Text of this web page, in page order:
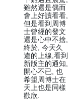
雖然還是偶而
會上好讀看看,
但是看到周博
士曾經的發文
還是心中不捨,
終於, 今天久
違的上線,看到
新版主的通知,
開心不已, 也
希望周博士在
天上也是同樣
歡欣.